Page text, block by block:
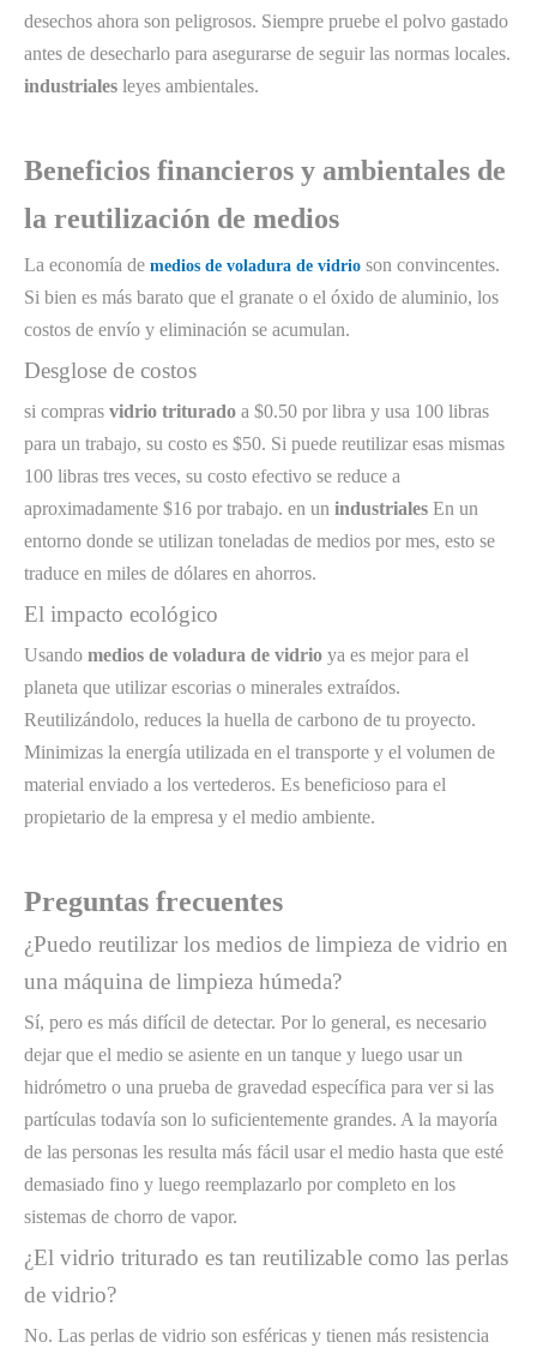
desechos ahora son peligrosos. Siempre pruebe el polvo gastado
antes de desecharlo para asegurarse de seguir las normas locales.
industriales leyes ambientales.
Beneficios financieros y ambientales de
la reutilización de medios
La economía de medios de voladura de vidrio son convincentes.
Si bien es más barato que el granate o el óxido de aluminio, los
costos de envío y eliminación se acumulan.
Desglose de costos
si compras vidrio triturado a $0.50 por libra y usa 100 libras
para un trabajo, su costo es $50. Si puede reutilizar esas mismas
100 libras tres veces, su costo efectivo se reduce a
aproximadamente $16 por trabajo. en un industriales En un
entorno donde se utilizan toneladas de medios por mes, esto se
traduce en miles de dólares en ahorros.
El impacto ecológico
Usando medios de voladura de vidrio ya es mejor para el
planeta que utilizar escorias o minerales extraídos.
Reutilizándolo, reduces la huella de carbono de tu proyecto.
Minimizas la energía utilizada en el transporte y el volumen de
material enviado a los vertederos. Es beneficioso para el
propietario de la empresa y el medio ambiente.
Preguntas frecuentes
¿Puedo reutilizar los medios de limpieza de vidrio en
una máquina de limpieza húmeda?
Sí, pero es más difícil de detectar. Por lo general, es necesario
dejar que el medio se asiente en un tanque y luego usar un
hidrómetro o una prueba de gravedad específica para ver si las
partículas todavía son lo suficientemente grandes. A la mayoría
de las personas les resulta más fácil usar el medio hasta que esté
demasiado fino y luego reemplazarlo por completo en los
sistemas de chorro de vapor.
¿El vidrio triturado es tan reutilizable como las perlas
de vidrio?
No. Las perlas de vidrio son esféricas y tienen más resistencia